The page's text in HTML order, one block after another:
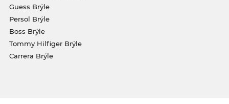
Guess Brýle
Persol Brýle
Boss Brýle
Tommy Hilfiger Brýle
Carrera Brýle